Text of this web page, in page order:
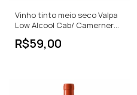
Vinho tinto meio seco Valpa
Low Alcool Cab/ Camernere -
R$59,00